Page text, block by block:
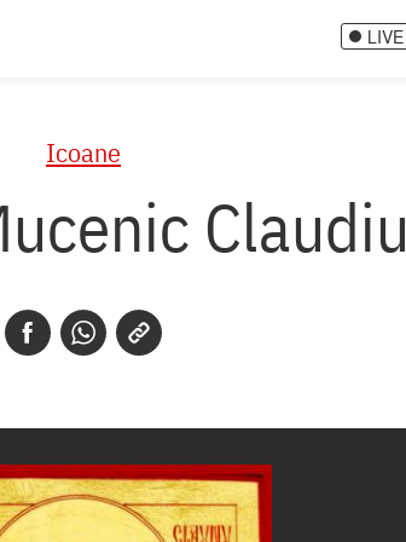
LIVE
Icoane
Claudiu